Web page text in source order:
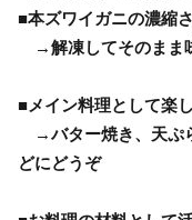
■本ズワイガニの濃縮
→解凍してそのまま
■メイン料理として楽
→バター焼き、天ぷ
どにどうぞ